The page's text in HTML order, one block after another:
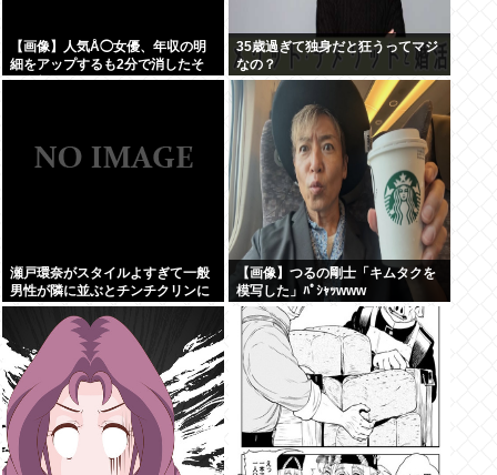
【画像】人気Å◯女優、年収の明
細をアップするも2分で消したそ
の金額www
35歳過ぎて独身だと狂うってマジ
なの？
瀬戸環奈がスタイルよすぎて一般
男性が隣に並ぶとチンチクリンに
見えてしまう
【画像】つるの剛士「キムタクを
模写した」ﾊﾟｼｬｯwww